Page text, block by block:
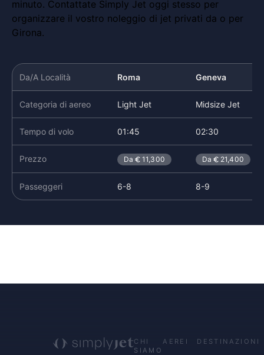
minuto. Contattate Simply Jet oggi stesso per
organizzare il vostro noleggio di jet privati da o per
Girona.
Da/A Località Roma Geneva
Categoria di aereo Light Jet Midsize Jet
Tempo di volo 01:45 02:30
Prezzo Da 11,300 Da 21,400
Passeggeri 6-8 8-9
CHI
SIAMO
AEREI DESTINAZIONI